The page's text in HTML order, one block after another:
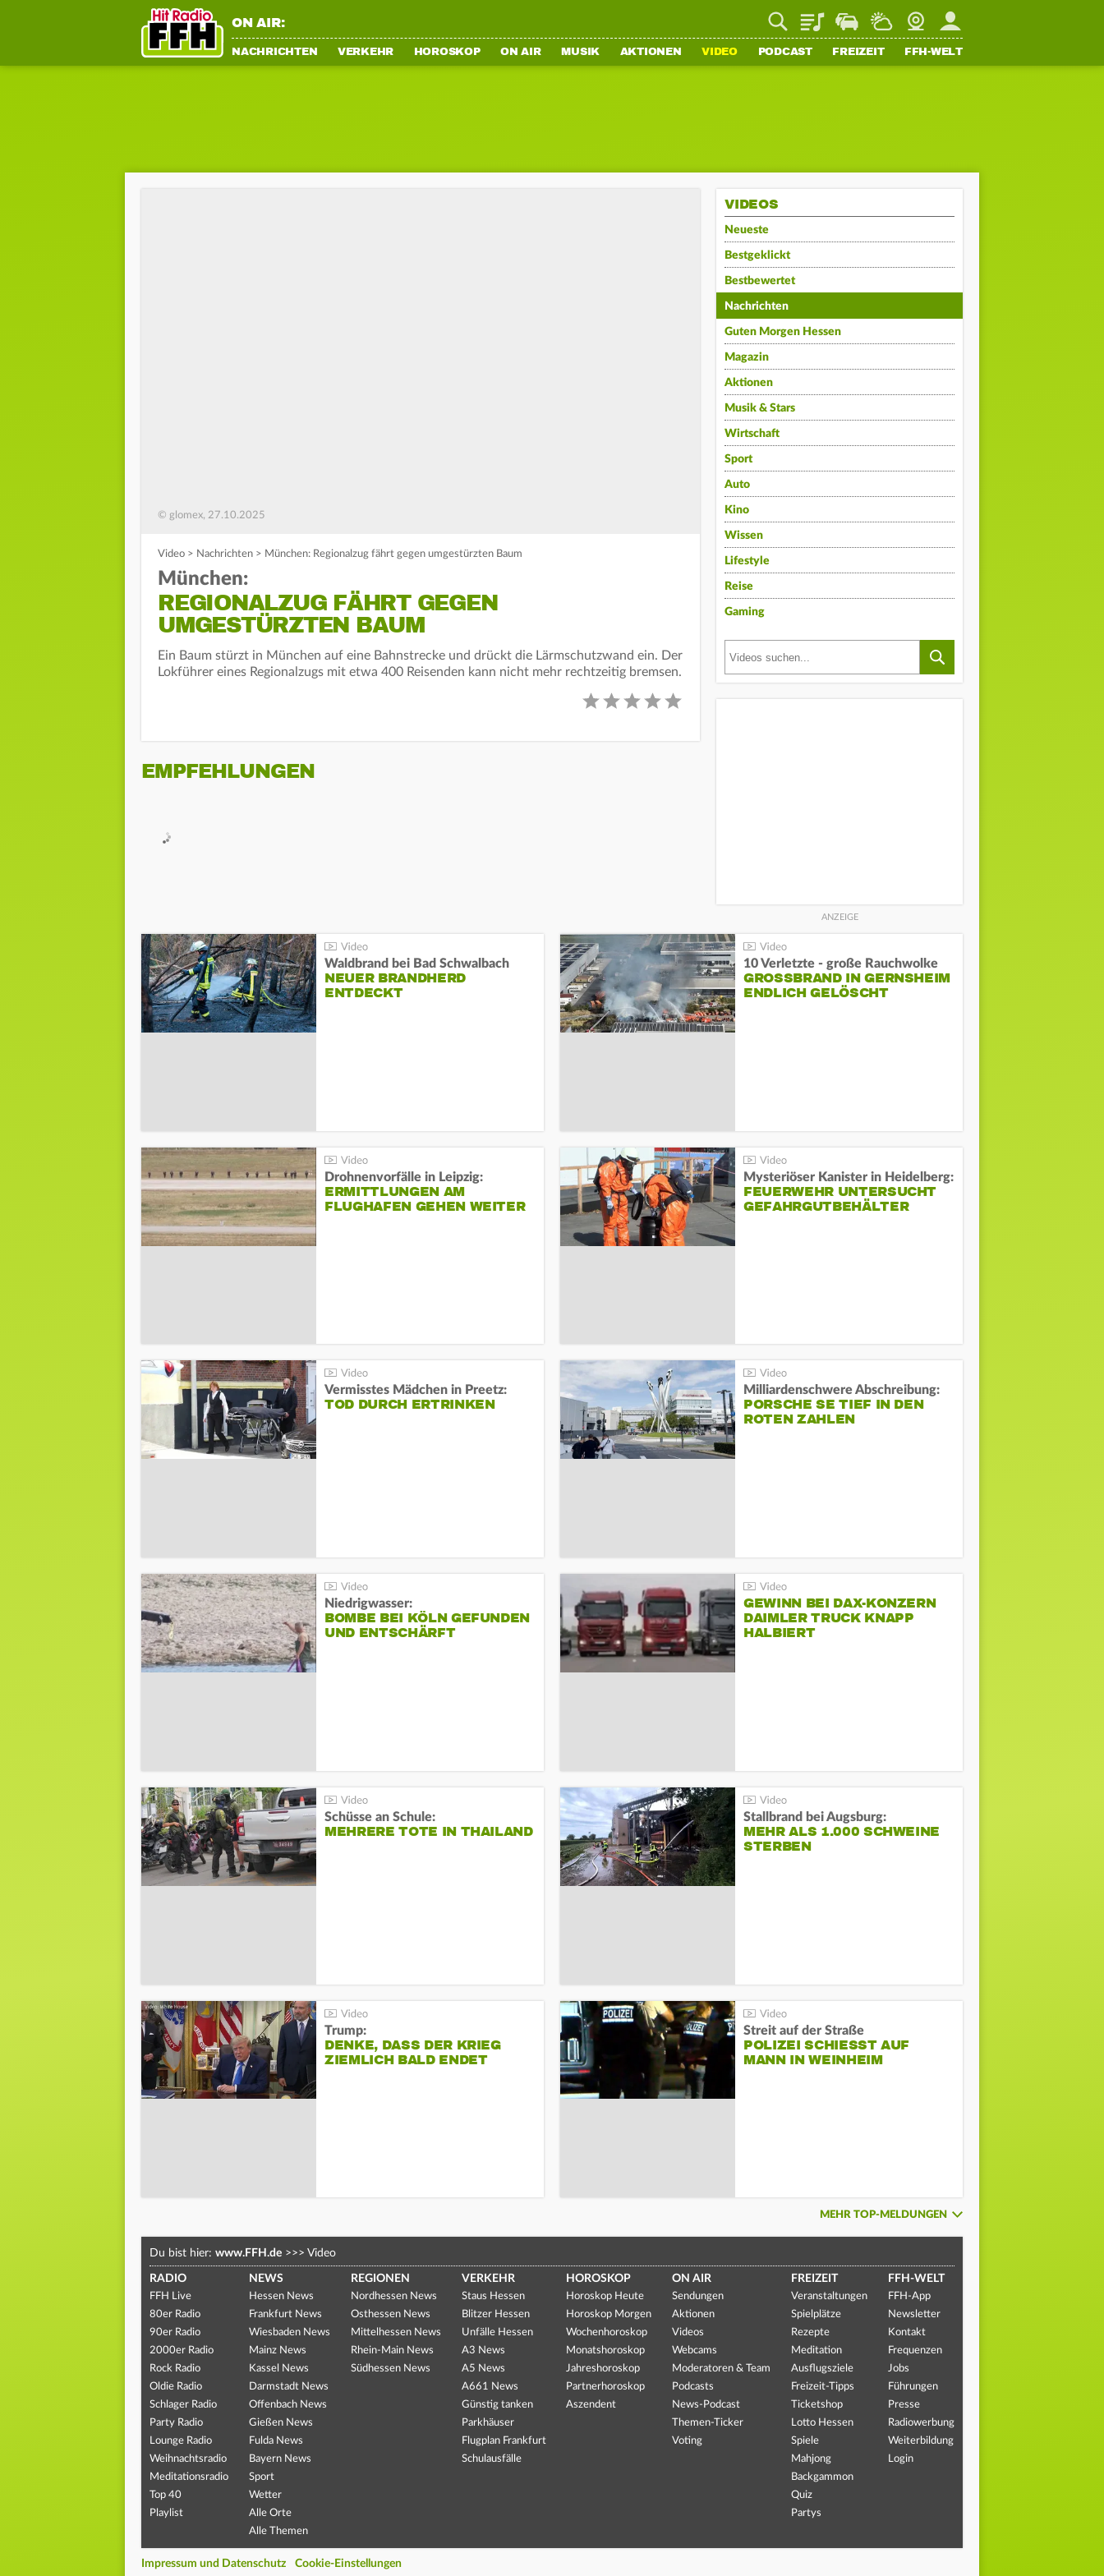
ON AIR: PlaylistStaupilotWetterWebcamMein FFH
NACHRICHTEN VERKEHR HOROSKOP ON AIR MUSIK AKTIONEN VIDEO PODCAST FREIZEIT FFH-WELT
© glomex, 27.10.2025
Video > Nachrichten > München: Regionalzug fährt gegen umgestürzten Baum
München:
REGIONALZUG FÄHRT GEGEN
UMGESTÜRZTEN BAUM
Ein Baum stürzt in München auf eine Bahnstrecke und drückt die Lärmschutzwand ein. Der
Lokführer eines Regionalzugs mit etwa 400 Reisenden kann nicht mehr rechtzeitig bremsen.
EMPFEHLUNGEN
VIDEOS
Neueste
Bestgeklickt
Bestbewertet
Nachrichten
Guten Morgen Hessen
Magazin
Aktionen
Musik & Stars
Wirtschaft
Sport
Auto
Kino
Wissen
Lifestyle
Reise
Gaming
Waldbrand bei Bad Schwalbach
NEUER BRANDHERD
ENTDECKT
10 Verletzte - große Rauchwolke
GROSSBRAND IN GERNSHEIM E
NDLICH GELÖSCHT
Drohnenvorfälle in Leipzig:
ERMITTLUNGEN AM
FLUGHAFEN GEHEN WEITER
Mysteriöser Kanister in Heidelberg:
FEUERWEHR UNTERSUCHT
GEFAHRGUTBEHÄLTER
Vermisstes Mädchen in Preetz:
TOD DURCH ERTRINKEN
Milliardenschwere Abschreibung:
PORSCHE SE TIEF IN DEN
ROTEN ZAHLEN
Niedrigwasser:
BOMBE BEI KÖLN GEFUNDEN
UND ENTSCHÄRFT
GEWINN BEI DAX-KONZERN
DAIMLER TRUCK KNAPP
HALBIERT
Schüsse an Schule:
MEHRERE TOTE IN THAILAND
Stallbrand bei Augsburg:
MEHR ALS 1.000 SCHWEINE
STERBEN
Trump:
DENKE, DASS DER KRIEG
ZIEMLICH BALD ENDET
Streit auf der Straße
POLIZEI SCHIESST AUF M
ANN IN WEINHEIM
MEHR TOP-MELDUNGEN
Du bist hier: www.FFH.de >>> Video
RADIO
FFH Live
80er Radio
90er Radio
2000er Radio
Rock Radio
Oldie Radio
Schlager Radio
Party Radio
Lounge Radio
Weihnachtsradio
Meditationsradio
Top 40
Playlist
NEWS
Hessen News
Frankfurt News
Wiesbaden News
Mainz News
Kassel News
Darmstadt News
Offenbach News
Gießen News
Fulda News
Bayern News
Sport
Wetter
Alle Orte
Alle Themen
REGIONEN
Nordhessen News
Osthessen News
Mittelhessen News
Rhein-Main News
Südhessen News
VERKEHR
Staus Hessen
Blitzer Hessen
Unfälle Hessen
A3 News
A5 News
A661 News
Günstig tanken
Parkhäuser
Flugplan Frankfurt
Schulausfälle
HOROSKOP
Horoskop Heute
Horoskop Morgen
Wochenhoroskop
Monatshoroskop
Jahreshoroskop
Partnerhoroskop
Aszendent
ON AIR
Sendungen
Aktionen
Videos
Webcams
Moderatoren & Team
Podcasts
News-Podcast
Themen-Ticker
Voting
FREIZEIT
Veranstaltungen
Spielplätze
Rezepte
Meditation
Ausflugsziele
Freizeit-Tipps
Ticketshop
Lotto Hessen
Spiele
Mahjong
Backgammon
Quiz
Partys
FFH-WELT
FFH-App
Newsletter
Kontakt
Frequenzen
Jobs
Führungen
Presse
Radiowerbung
Weiterbildung
Login
Impressum und Datenschutz Cookie-Einstellungen